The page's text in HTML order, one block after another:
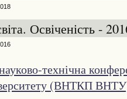
Освіченість -
технічна
(ВНТКП